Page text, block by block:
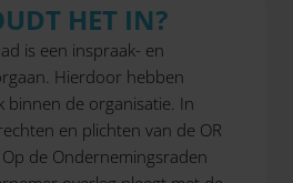
HET IN?
is een inspraak- en
Hierdoor hebben
binnen de organisatie. In
en plichten van de OR
de Ondernemingsraden